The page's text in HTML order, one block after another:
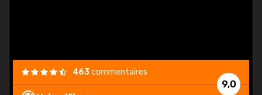
9,0
463commentaires